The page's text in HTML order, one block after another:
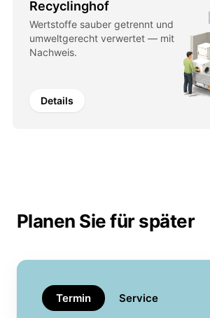
Recyclinghof
Wertstoffe sauber getrennt und
umweltgerecht verwertet — mit
Nachweis.
Details
Planen Sie für später
Termin Service